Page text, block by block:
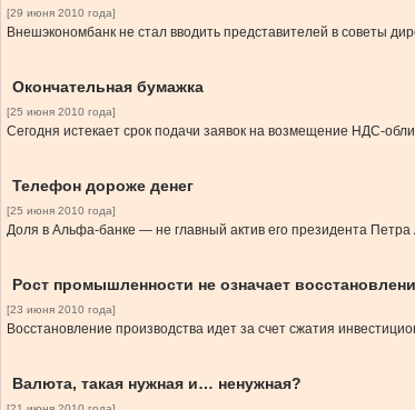
[29 июня 2010 года]
Внешэкономбанк не стал вводить представителей в советы
Окончательная бумажка
[25 июня 2010 года]
Сегодня истекает срок подачи заявок на возмещение НДС-
Телефон дороже денег
[25 июня 2010 года]
Доля в Альфа-банке — не главный актив его президента
Рост промышленности не означает
[23 июня 2010 года]
Восстановление производства идет за счет сжатия
Валюта, такая нужная и… ненужная?